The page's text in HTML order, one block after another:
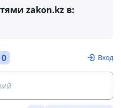
zakon.kz в:
0 Вход